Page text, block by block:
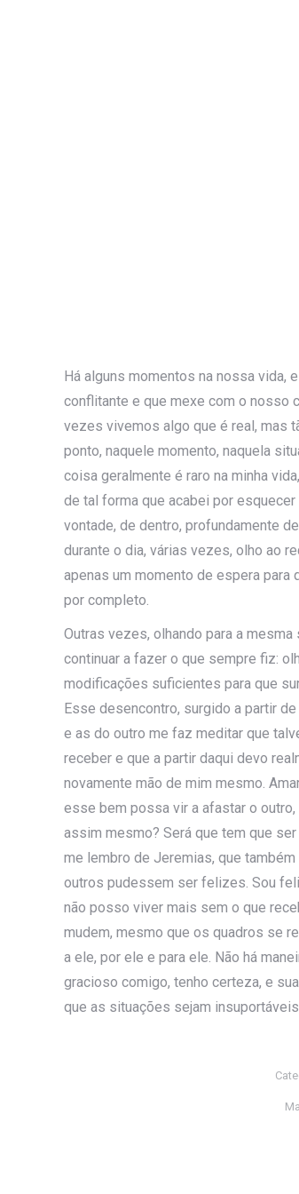
Há alguns momentos na nossa vida,
conflitante e que mexe com o nosso
vezes vivemos algo que é real, mas
ponto, naquele momento, naquela
coisa geralmente é raro na minha
de tal forma que acabei por
vontade, de dentro, profundamente
durante o dia, várias vezes, olho ao
apenas um momento de espera
por completo.
Outras vezes, olhando para a
continuar a fazer o que sempre fiz:
modificações suficientes para que
Esse desencontro, surgido a partir
e as do outro me faz meditar que
receber e que a partir daqui devo
novamente mão de mim mesmo.
esse bem possa vir a afastar o
assim mesmo? Será que tem que
me lembro de Jeremias, que
outros pudessem ser felizes. Sou
não posso viver mais sem o que
mudem, mesmo que os quadros se
a ele, por ele e para ele. Não há
gracioso comigo, tenho certeza, e
que as situações sejam